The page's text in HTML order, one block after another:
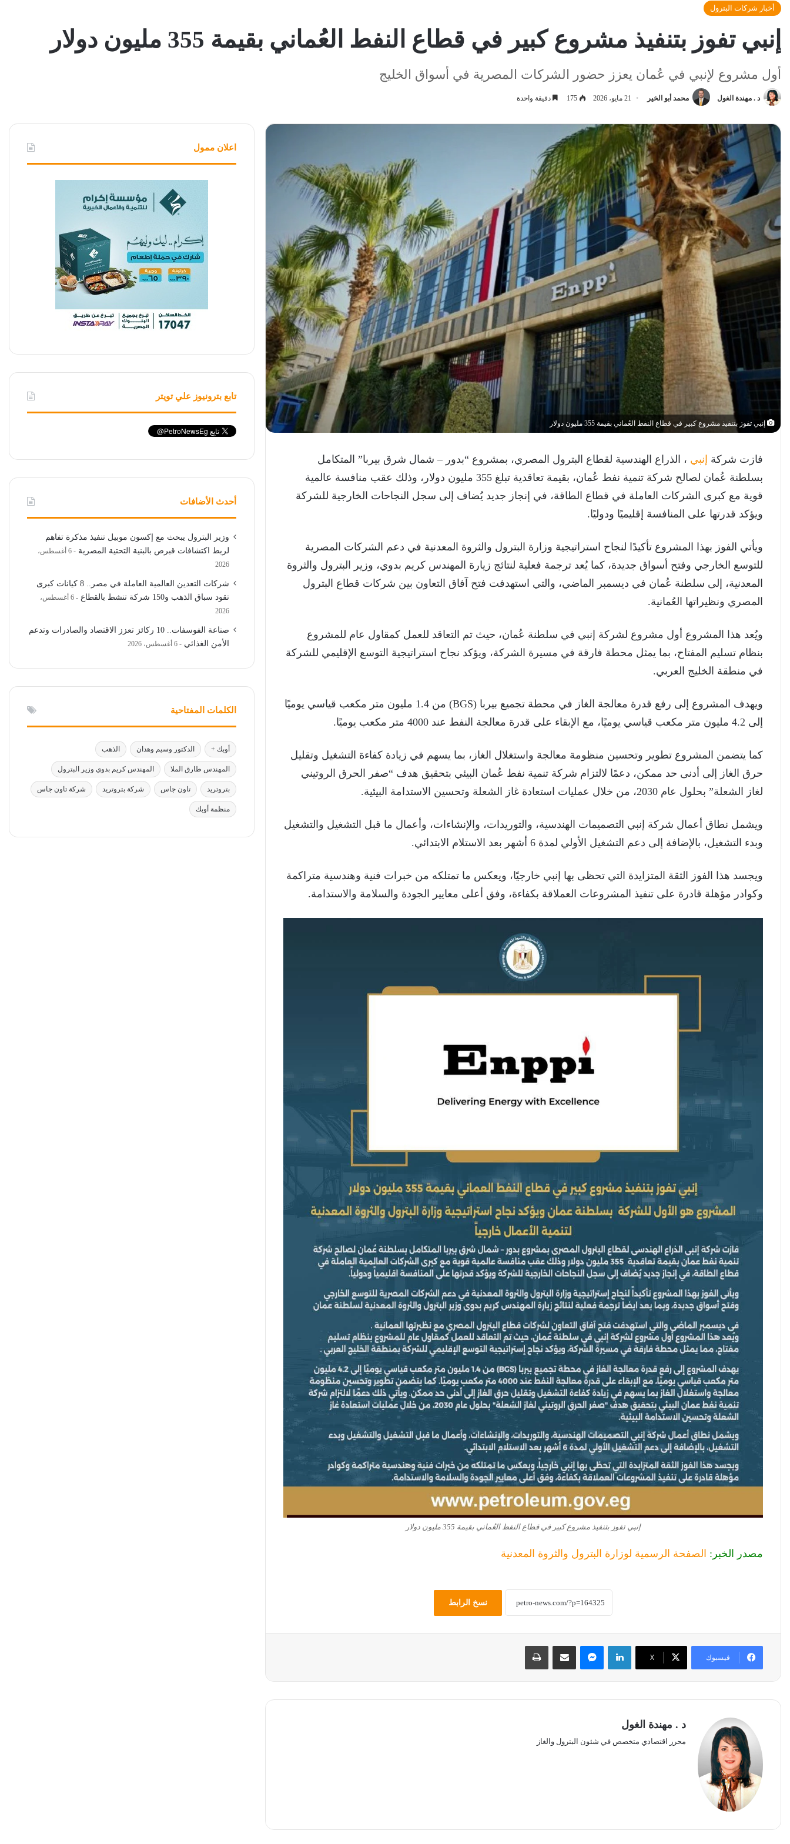
أخبار شركات البترول
إنبي تفوز بتنفيذ مشروع كبير في قطاع النفط العُماني بقيمة 355 مليون دولار
أول مشروع لإنبي في عُمان يعزز حضور الشركات المصرية في أسواق الخليج
د . مهندة الغول محمد أبو الخير 21 مايو، 2026 175 دقيقة واحدة
إنبي تفوز بتنفيذ مشروع كبير في قطاع النفط العُماني بقيمة 355 مليون دولار
فازت شركة إنبي ، الذراع الهندسية لقطاع البترول المصري، بمشروع “بدور – شمال شرق بيربا” المتكامل
بسلطنة عُمان لصالح شركة تنمية نفط عُمان، بقيمة تعاقدية تبلغ 355 مليون دولار، وذلك عقب منافسة عالمية
قوية مع كبرى الشركات العاملة في قطاع الطاقة، في إنجاز جديد يُضاف إلى سجل النجاحات الخارجية للشركة
ويؤكد قدرتها على المنافسة إقليميًا ودوليًا.
ويأتي الفوز بهذا المشروع تأكيدًا لنجاح استراتيجية وزارة البترول والثروة المعدنية في دعم الشركات المصرية
للتوسع الخارجي وفتح أسواق جديدة، كما يُعد ترجمة فعلية لنتائج زيارة المهندس كريم بدوي، وزير البترول والثروة
المعدنية، إلى سلطنة عُمان في ديسمبر الماضي، والتي استهدفت فتح آفاق التعاون بين شركات قطاع البترول
المصري ونظيراتها العُمانية.
ويُعد هذا المشروع أول مشروع لشركة إنبي في سلطنة عُمان، حيث تم التعاقد للعمل كمقاول عام للمشروع
بنظام تسليم المفتاح، بما يمثل محطة فارقة في مسيرة الشركة، ويؤكد نجاح استراتيجية التوسع الإقليمي للشركة
في منطقة الخليج العربي.
ويهدف المشروع إلى رفع قدرة معالجة الغاز في محطة تجميع بيربا (BGS) من 1.4 مليون متر مكعب قياسي يوميًا
إلى 4.2 مليون متر مكعب قياسي يوميًا، مع الإبقاء على قدرة معالجة النفط عند 4000 متر مكعب يوميًا.
كما يتضمن المشروع تطوير وتحسين منظومة معالجة واستغلال الغاز، بما يسهم في زيادة كفاءة التشغيل وتقليل
حرق الغاز إلى أدنى حد ممكن، دعمًا لالتزام شركة تنمية نفط عُمان البيئي بتحقيق هدف “صفر الحرق الروتيني
لغاز الشعلة” بحلول عام 2030، من خلال عمليات استعادة غاز الشعلة وتحسين الاستدامة البيئية.
ويشمل نطاق أعمال شركة إنبي التصميمات الهندسية، والتوريدات، والإنشاءات، وأعمال ما قبل التشغيل والتشغيل
وبدء التشغيل، بالإضافة إلى دعم التشغيل الأولي لمدة 6 أشهر بعد الاستلام الابتدائي.
ويجسد هذا الفوز الثقة المتزايدة التي تحظى بها إنبي خارجيًا، ويعكس ما تمتلكه من خبرات فنية وهندسية متراكمة
وكوادر مؤهلة قادرة على تنفيذ المشروعات العملاقة بكفاءة، وفق أعلى معايير الجودة والسلامة والاستدامة.
إنبي تفوز بتنفيذ مشروع كبير في قطاع النفط العُماني بقيمة 355 مليون دولار
مصدر الخبر: الصفحة الرسمية لوزارة البترول والثروة المعدنية
نسخ الرابط
فيسبوك ‫X
لينكدإن ماسنجر مشاركة عبر البريد طباعة
د . مهندة الغول
محرر اقتصادي متخصص في شئون البترول والغاز
اعلان ممول
تابع بترونيوز علي تويتر
أحدث الأضافات
وزير البترول يبحث مع إكسون موبيل تنفيذ مذكرة تفاهم
لربط اكتشافات قبرص بالبنية التحتية المصرية
6 أغسطس،
2026
شركات التعدين العالمية العاملة في مصر.. 8 كيانات كبرى
تقود سباق الذهب و150 شركة تنشط بالقطاع
6 أغسطس،
2026
صناعة الفوسفات.. 10 ركائز تعزز الاقتصاد والصادرات وتدعم
الأمن الغذائي
6 أغسطس، 2026
الكلمات المفتاحية
أوبك + الدكتور وسيم وهدان الذهب
المهندس طارق الملا المهندس كريم بدوي وزير البترول
بتروتريد تاون جاس شركة بتروتريد شركة تاون جاس
منظمة أوبك